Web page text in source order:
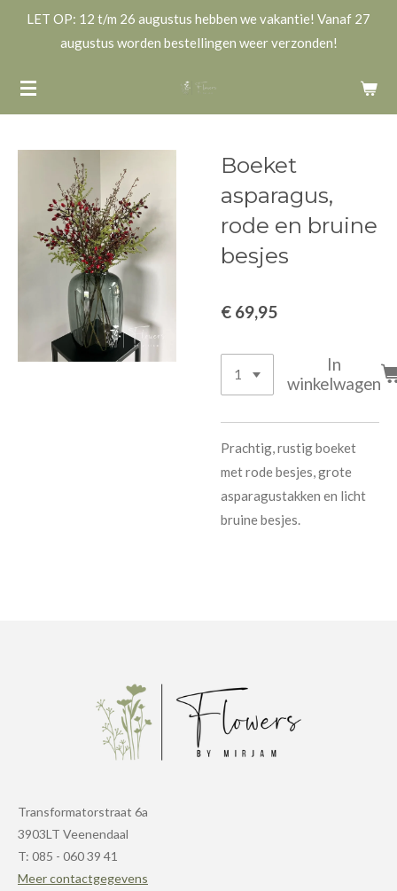
de
hoofdinhoud
LET OP: 12 t/m 26 augustus hebben we vakantie! Vanaf 27
augustus worden bestellingen weer verzonden!
Boeket
asparagus,
rode en bruine
besjes
€ 69,95
In
winkelwagen
Prachtig, rustig boeket
met rode besjes, grote
asparagustakken en licht
bruine besjes.
Transformatorstraat 6a
3903LT Veenendaal
T: 085 - 060 39 41
Meer contactgegevens